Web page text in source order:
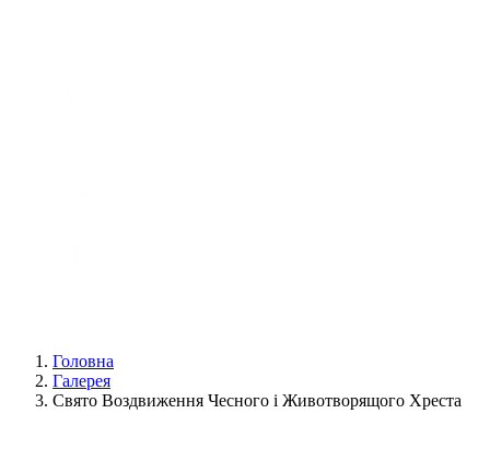
Головна
Галерея
Свято Воздвиження Чесного і Животворящого Хреста